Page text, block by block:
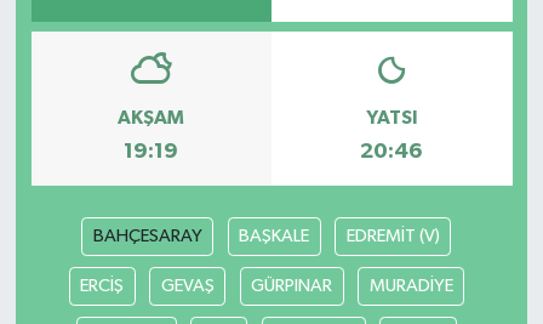
AKŞAM
19:19
YATSI
20:46
BAHÇESARAY BAŞKALE EDREMİT (V)
ERCİŞ GEVAŞ GÜRPINAR MURADİYE